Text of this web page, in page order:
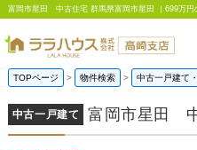
富岡市星田 中古住宅 群馬県富岡市星田 ｜699万円
TOPページ 物件検索 中古一戸建て
中古一戸建て 富岡市星田